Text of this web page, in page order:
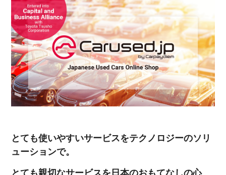
とても使いやすいサービスをテクノロジーのソリ
ューションで。
とても親切なサービスを日本のおもてなしの心